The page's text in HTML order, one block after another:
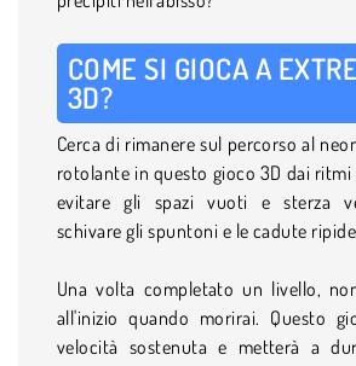
COME SI GIOCA A
3D?
Cerca di rimanere sul percorso al
rotolante in questo gioco 3D dai ritmi
evitare gli spazi vuoti e sterza
schivare gli spuntoni e le cadute
Una volta completato un livello,
all'inizio quando morirai. Questo
velocità sostenuta e metterà a